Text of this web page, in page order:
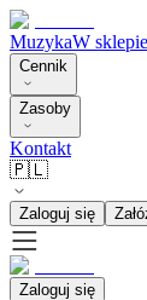
MuzykaW sklepie
Cennik
Zasoby
Kontakt
🇵🇱
Zaloguj się
Zaloguj się